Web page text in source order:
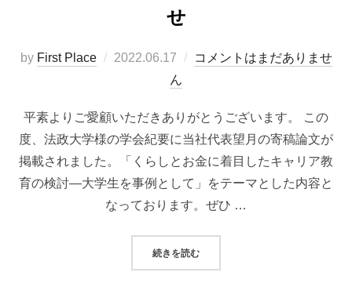
せ
by First Place
投
2022.06.17
コメントはまだありませ
ん
平素よりご愛顧いただきありがとうございます。 この
度、法政大学様の学会紀要に当社代表望月の寄稿論文が
掲載されました。「くらしとお金に着目したキャリア教
育の検討―大学生を事例として」をテーマとした内容と
なっております。ぜひ …
続きを読む“「法政大学 学会紀要」掲載のお知